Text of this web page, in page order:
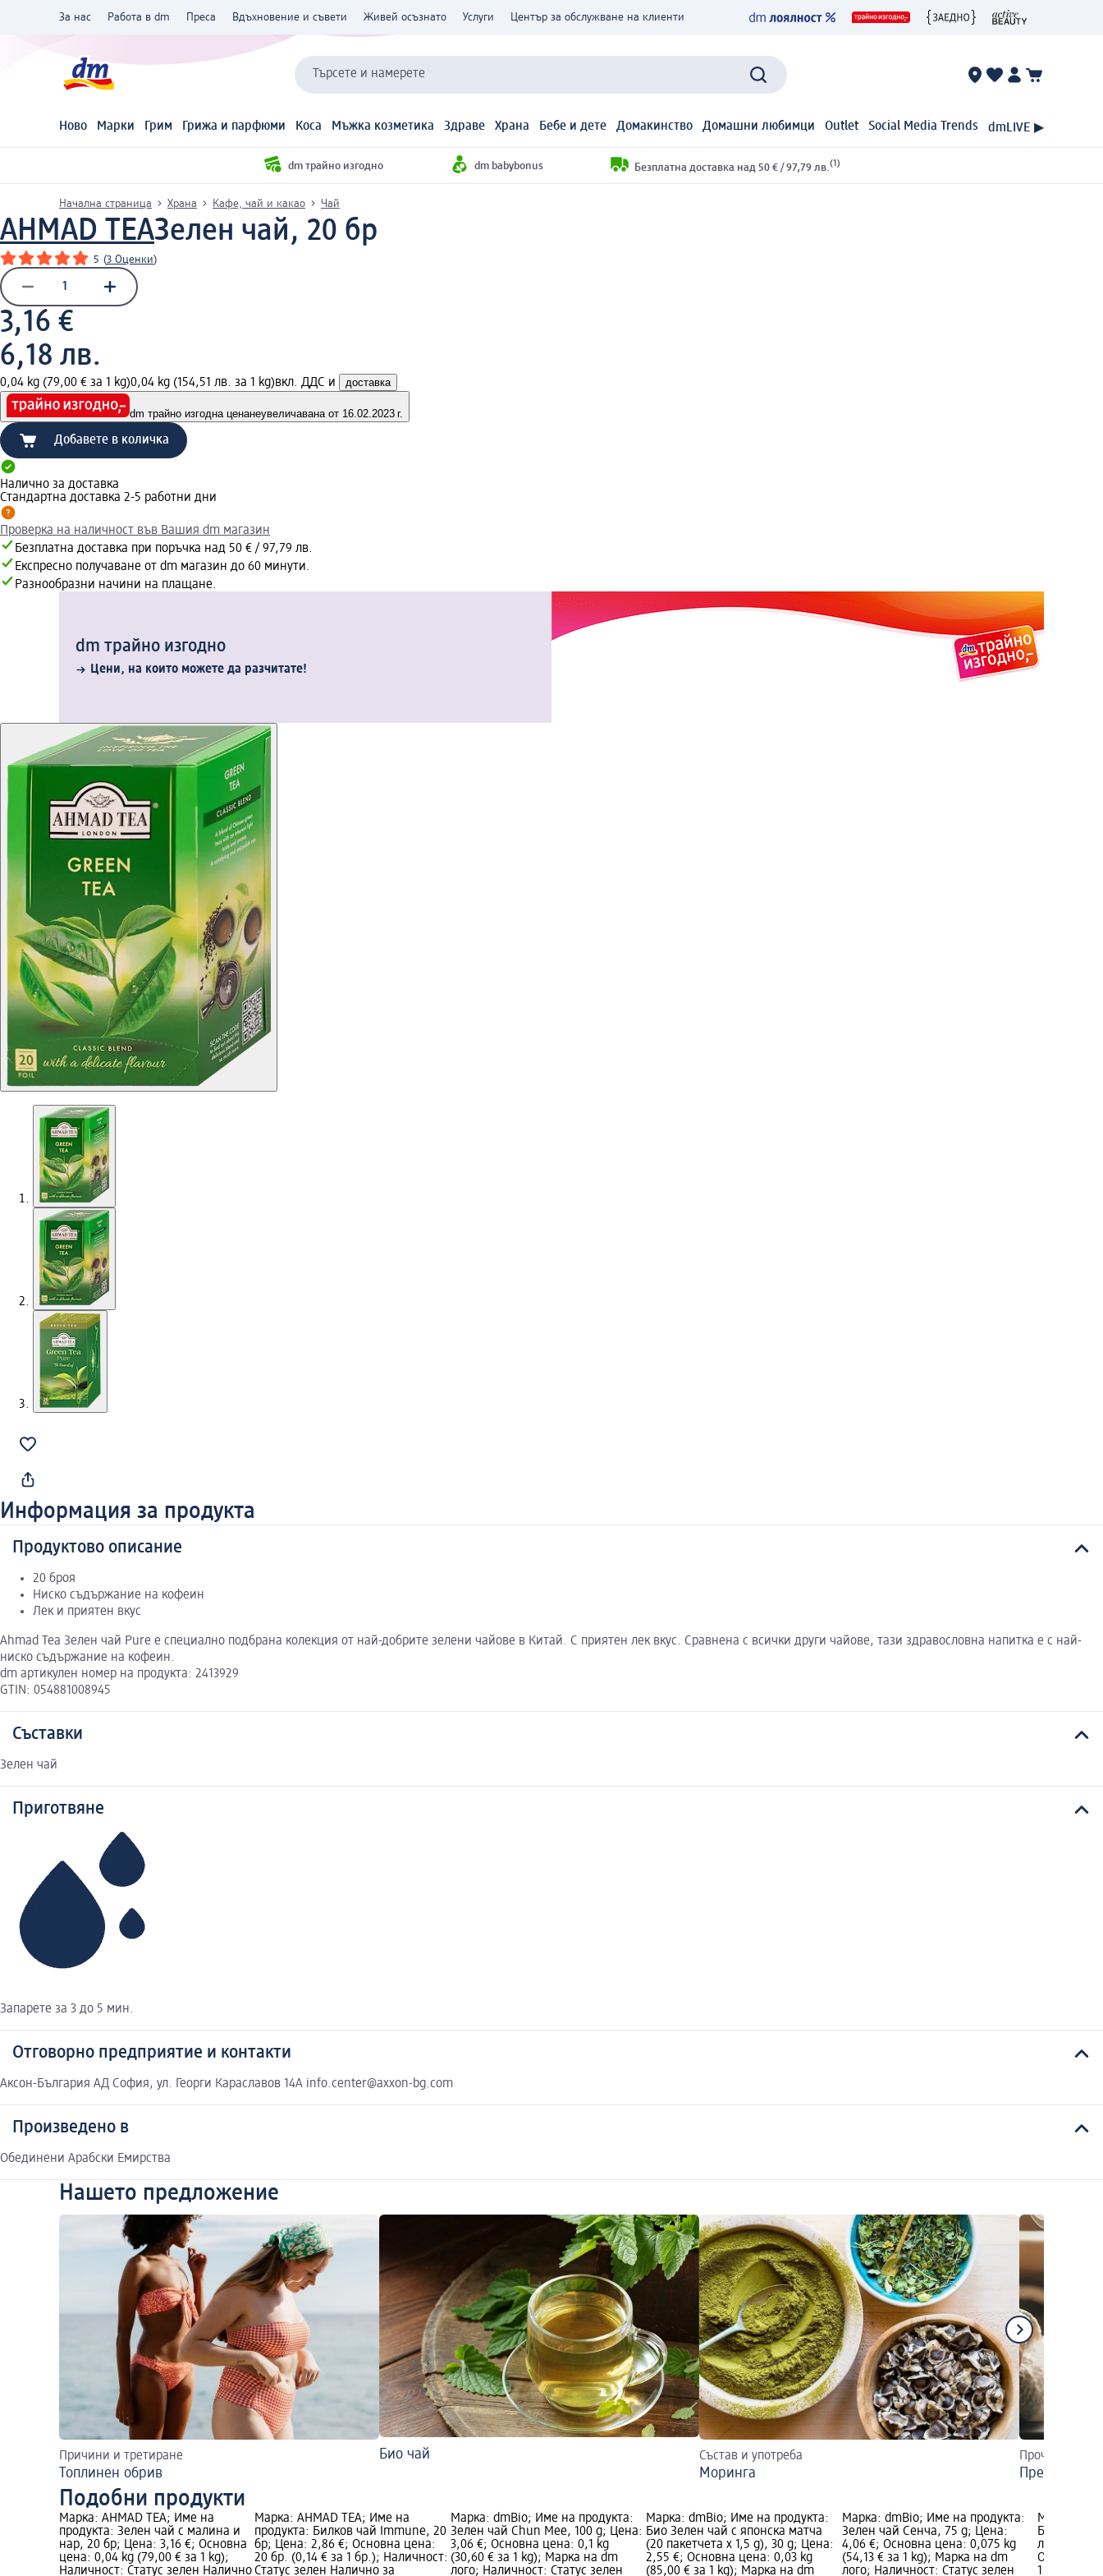
За нас Работа в dm Преса Вдъхновение и съвети Живей осъзнато Услуги Център за обслужване на клиенти
Търсете и намерете
Ново Марки Грим Грижа и парфюми Коса Мъжка козметика Здраве Храна Бебе и дете Домакинство Домашни любимци Outlet Social Media Trends dmLIVE ▶
dm трайно изгодно dm babybonus Безплатна доставка над 50 € / 97,79 лв. (1)
Начална страница Храна Кафе, чай и какао Чай
AHMAD TEAЗелен чай, 20 бр
5 (3 Оценки)
3,16 €
6,18 лв.
0,04 kg (79,00 € за 1 kg)0,04 kg (154,51 лв. за 1 kg)вкл. ДДС и доставка
dm трайно изгодна ценанеувеличавана от 16.02.2023 г.
Добавете в количка
Налично за доставка
Стандартна доставка 2-5 работни дни
Проверка на наличност във Вашия dm магазин
Безплатна доставка при поръчка над 50 € / 97,79 лв.
Експресно получаване от dm магазин до 60 минути.
Разнообразни начини на плащане.
dm трайно изгодно
Цени, на които можете да разчитате!
Информация за продукта
Продуктово описание
20 броя
Ниско съдържание на кофеин
Лек и приятен вкус
Ahmad Tea Зелен чай Pure е специално подбрана колекция от най-добрите зелени чайове в Китай. С приятен лек вкус. Сравнена с всички други чайове, тази здравословна напитка е с най-
ниско съдържание на кофеин.
dm артикулен номер на продукта: 2413929
GTIN: 054881008945
Съставки
Зелен чай
Приготвяне
Запарете за 3 до 5 мин.
Отговорно предприятие и контакти
Аксон-България АД София, ул. Георги Караславов 14А info.center@axxon-bg.com
Произведено в
Обединени Арабски Емирства
Нашето предложение
Причини и третиране
Топлинен обрив
Био чай Състав и употреба
Моринга
Прочетете тук
Прекрасния
Подобни продукти
Марка: AHMAD TEA; Име на
продукта: Зелен чай с малина и
нар, 20 бр; Цена: 3,16 €; Основна
цена: 0,04 kg (79,00 € за 1 kg);
Наличност: Статус зелен Налично
Марка: AHMAD TEA; Име на
продукта: Билков чай Immune, 20
бр; Цена: 2,86 €; Основна цена:
20 бр. (0,14 € за 1 бр.); Наличност:
Статус зелен Налично за
Марка: dmBio; Име на продукта:
Зелен чай Chun Mee, 100 g; Цена:
3,06 €; Основна цена: 0,1 kg
(30,60 € за 1 kg); Марка на dm
лого; Наличност: Статус зелен
Марка: dmBio; Име на продукта:
Био Зелен чай с японска матча
(20 пакетчета х 1,5 g), 30 g; Цена:
2,55 €; Основна цена: 0,03 kg
(85,00 € за 1 kg); Марка на dm
Марка: dmBio; Име на продукта:
Зелен чай Сенча, 75 g; Цена:
4,06 €; Основна цена: 0,075 kg
(54,13 € за 1 kg); Марка на dm
лого; Наличност: Статус зелен
Марка:
Био зелен
лимон (20
Основна
1 kg);